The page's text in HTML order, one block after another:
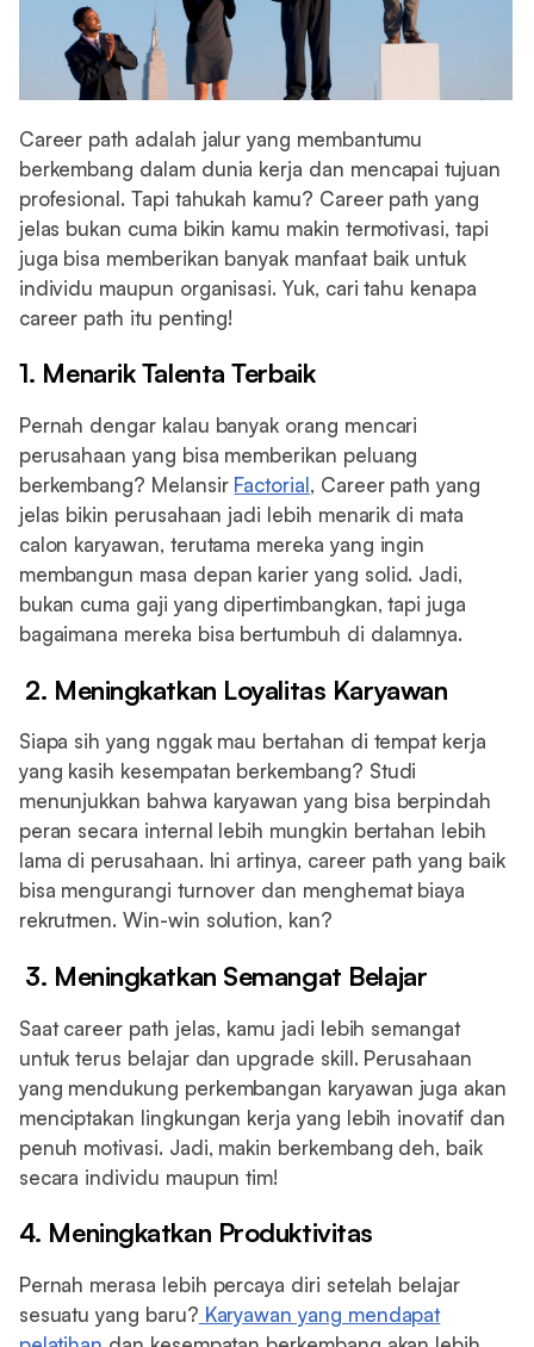
Career path adalah jalur yang membantumu
berkembang dalam dunia kerja dan mencapai tujuan
profesional. Tapi tahukah kamu? Career path yang
jelas bukan cuma bikin kamu makin termotivasi, tapi
juga bisa memberikan banyak manfaat baik untuk
individu maupun organisasi. Yuk, cari tahu kenapa
career path itu penting!
1. Menarik Talenta Terbaik
Pernah dengar kalau banyak orang mencari
perusahaan yang bisa memberikan peluang
berkembang? Melansir Factorial, Career path yang
jelas bikin perusahaan jadi lebih menarik di mata
calon karyawan, terutama mereka yang ingin
membangun masa depan karier yang solid. Jadi,
bukan cuma gaji yang dipertimbangkan, tapi juga
bagaimana mereka bisa bertumbuh di dalamnya.
2. Meningkatkan Loyalitas Karyawan
Siapa sih yang nggak mau bertahan di tempat kerja
yang kasih kesempatan berkembang? Studi
menunjukkan bahwa karyawan yang bisa berpindah
peran secara internal lebih mungkin bertahan lebih
lama di perusahaan. Ini artinya, career path yang baik
bisa mengurangi turnover dan menghemat biaya
rekrutmen. Win-win solution, kan?
3. Meningkatkan Semangat Belajar
Saat career path jelas, kamu jadi lebih semangat
untuk terus belajar dan upgrade skill. Perusahaan
yang mendukung perkembangan karyawan juga akan
menciptakan lingkungan kerja yang lebih inovatif dan
penuh motivasi. Jadi, makin berkembang deh, baik
secara individu maupun tim!
4. Meningkatkan Produktivitas
Pernah merasa lebih percaya diri setelah belajar
sesuatu yang baru? Karyawan yang mendapat